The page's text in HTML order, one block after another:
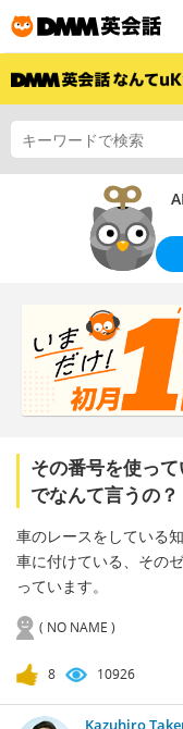
その番号を使っ
でなんて言うの？
車のレースをしている知
車に付けている、その
っています。
( NO NAME )
8 10926
Kazuhiro